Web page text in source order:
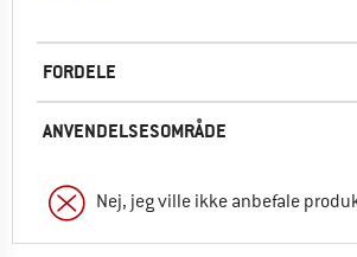
FORDELE
ANVENDELSESOMRÅDE
Nej, jeg ville ikke anbefale